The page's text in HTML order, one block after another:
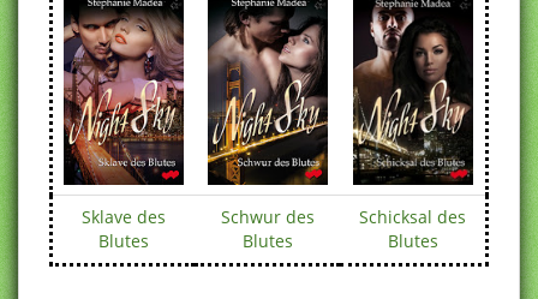
Sklave des
Blutes
Schwur des
Blutes
Schicksal des
Blutes